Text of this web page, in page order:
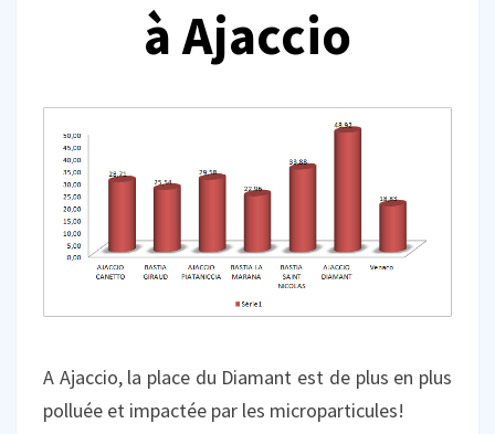
à Ajaccio
A Ajaccio, la place du Diamant est de plus en plus
polluée et impactée par les microparticules!